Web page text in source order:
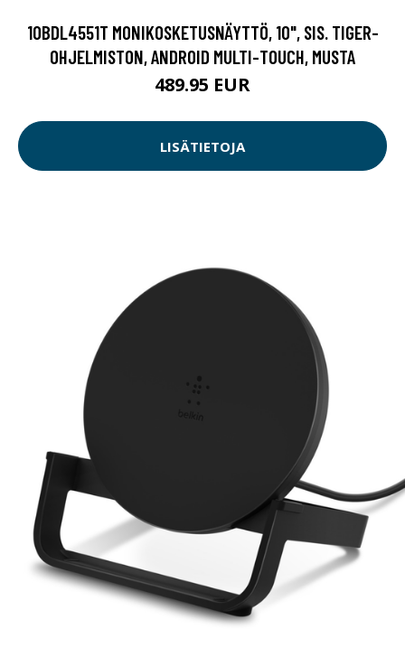
10BDL4551T MONIKOSKETUSNÄYTTÖ, 10", SIS. TIGER-
OHJELMISTON, ANDROID MULTI-TOUCH, MUSTA
489.95 EUR
LISÄTIETOJA